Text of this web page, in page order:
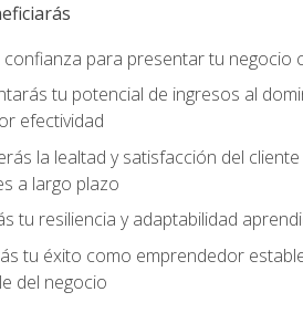
confianza para presentar tu negocio
tu potencial de ingresos al
efectividad
la lealtad y satisfacción del
a largo plazo
tu resiliencia y adaptabilidad
tu éxito como emprendedor
del negocio